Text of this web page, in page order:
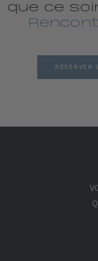
que ce
RÉSERVER